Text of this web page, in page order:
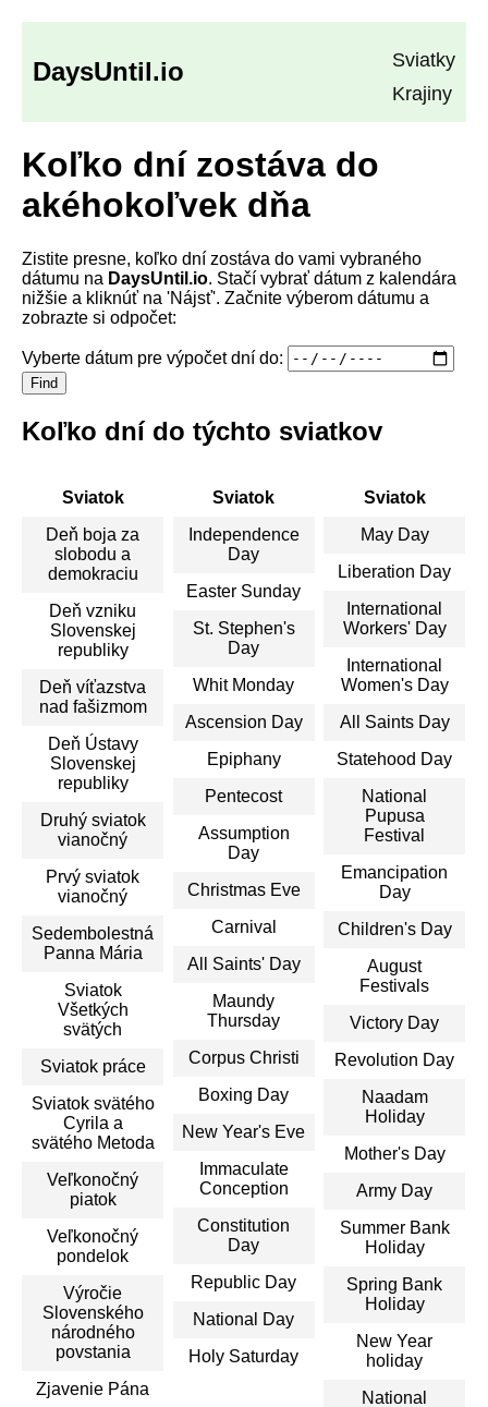
DaysUntil.io
Sviatky
Krajiny
Koľko dní zostáva do
akéhokoľvek dňa
Zistite presne, koľko dní zostáva do vami vybraného
dátumu na DaysUntil.io. Stačí vybrať dátum z kalendára
nižšie a kliknúť na 'Nájsť'. Začnite výberom dátumu a
zobrazte si odpočet:
Vyberte dátum pre výpočet dní do:
Find
Koľko dní do týchto sviatkov
Sviatok
Deň boja za
slobodu a
demokraciu
Deň vzniku
Slovenskej
republiky
Deň víťazstva
nad fašizmom
Deň Ústavy
Slovenskej
republiky
Druhý sviatok
vianočný
Prvý sviatok
vianočný
Sedembolestná
Panna Mária
Sviatok
Všetkých
svätých
Sviatok práce
Sviatok svätého
Cyrila a
svätého Metoda
Veľkonočný
piatok
Veľkonočný
pondelok
Výročie
Slovenského
národného
povstania
Zjavenie Pána
Sviatok
Independence
Day
Easter Sunday
St. Stephen's
Day
Whit Monday
Ascension Day
Epiphany
Pentecost
Assumption
Day
Christmas Eve
Carnival
All Saints' Day
Maundy
Thursday
Corpus Christi
Boxing Day
New Year's Eve
Immaculate
Conception
Constitution
Day
Republic Day
National Day
Holy Saturday
Sviatok
May Day
Liberation Day
International
Workers' Day
International
Women's Day
All Saints Day
Statehood Day
National
Pupusa
Festival
Emancipation
Day
Children's Day
August
Festivals
Victory Day
Revolution Day
Naadam
Holiday
Mother's Day
Army Day
Summer Bank
Holiday
Spring Bank
Holiday
New Year
holiday
National